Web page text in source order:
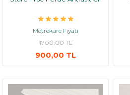
Metrekare Fiyatı
1700,00 TL
900,00 TL